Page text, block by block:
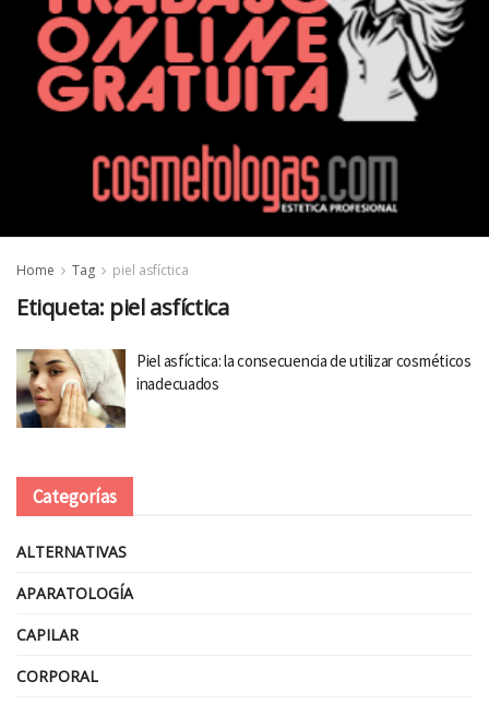
Home Tag piel asfíctica
Etiqueta: piel asfíctica
Piel asfíctica: la consecuencia de utilizar cosméticos
inadecuados
Categorías
ALTERNATIVAS
APARATOLOGÍA
CAPILAR
CORPORAL